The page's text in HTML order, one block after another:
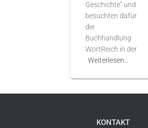
Geschichte“ und
besuchten dafür
die
Buchhandlung
WortReich in der
Weiterlesen…
KONTAKT